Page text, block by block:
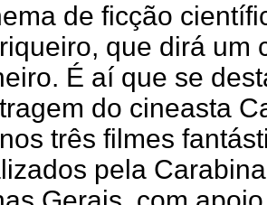
de ficção
que dirá um
É aí que se
do cineasta
três filmes
pela